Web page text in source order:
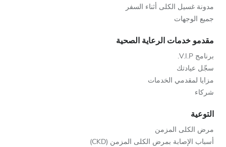
مدونة غسيل الكلى أثناء السفر
جميع الوجهات
مقدمو خدمات الرعاية الصحية
برنامج V.I.P.
سجّل عيادتك
مزايا لمقدمي الخدمات
شركاء
التوعية
مرض الكلى المزمن
أسباب الإصابة بمرض الكلى المزمن (CKD)